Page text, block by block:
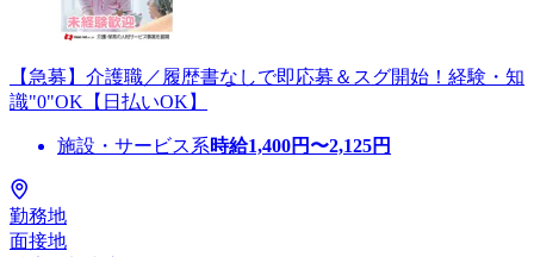
【急募】介護職／履歴書なしで即応募＆スグ開始！経験・知
識"0"OK【日払いOK】
施設・サービス系時給1,400円〜2,125円
勤務地
面接地